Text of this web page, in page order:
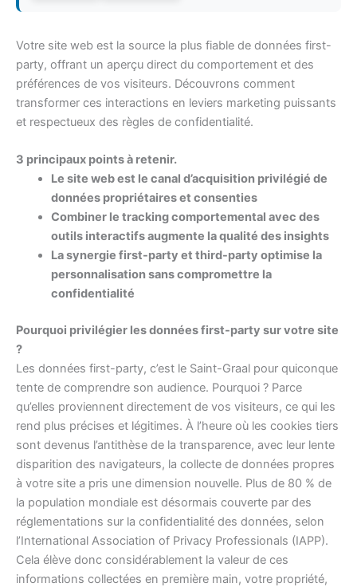
Votre site web est la source la plus fiable de données first-
party, offrant un aperçu direct du comportement et des
préférences de vos visiteurs. Découvrons comment
transformer ces interactions en leviers marketing puissants
et respectueux des règles de confidentialité.
3 principaux points à retenir.
Le site web est le canal d’acquisition privilégié de
données propriétaires et consenties
Combiner le tracking comportemental avec des
outils interactifs augmente la qualité des insights
La synergie first-party et third-party optimise la
personnalisation sans compromettre la
confidentialité
Pourquoi privilégier les données first-party sur votre site
?
Les données first-party, c’est le Saint-Graal pour quiconque
tente de comprendre son audience. Pourquoi ? Parce
qu’elles proviennent directement de vos visiteurs, ce qui les
rend plus précises et légitimes. À l’heure où les cookies tiers
sont devenus l’antithèse de la transparence, avec leur lente
disparition des navigateurs, la collecte de données propres
à votre site a pris une dimension nouvelle. Plus de 80 % de
la population mondiale est désormais couverte par des
réglementations sur la confidentialité des données, selon
l’International Association of Privacy Professionals (IAPP).
Cela élève donc considérablement la valeur de ces
informations collectées en première main, votre propriété,